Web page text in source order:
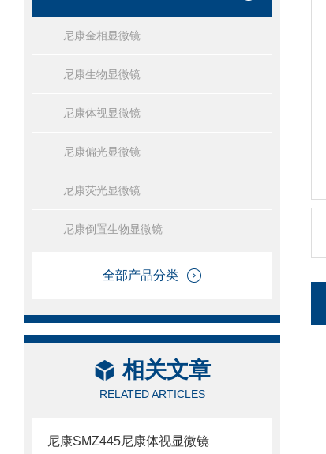
尼康金相显微镜
尼康生物显微镜
尼康体视显微镜
尼康偏光显微镜
尼康荧光显微镜
尼康倒置生物显微镜
全部产品分类
相关文章
RELATED ARTICLES
尼康SMZ445尼康体视显微镜